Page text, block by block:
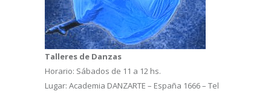
Talleres de Danzas
Horario: Sábados de 11 a 12 hs.
Lugar: Academia DANZARTE – España 1666 – Tel